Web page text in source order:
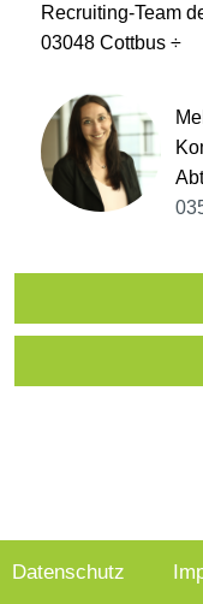
Recruiting-Team
03048 Cottbus ÷
Datenschutz